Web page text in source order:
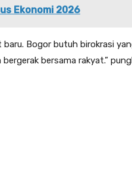
Ekonomi 2026
baru. Bogor butuh birokrasi
bersama rakyat.”